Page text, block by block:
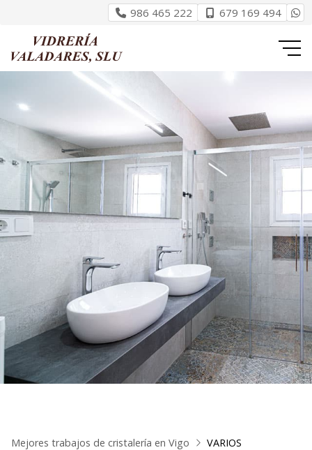
986 465 222 679 169 494
Mejores trabajos de cristalería en Vigo VARIOS